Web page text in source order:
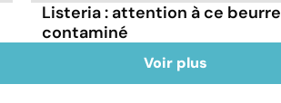
Listeria : attention à ce beurre
contaminé
Voir plus